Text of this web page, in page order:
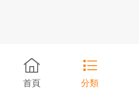
首頁 分類